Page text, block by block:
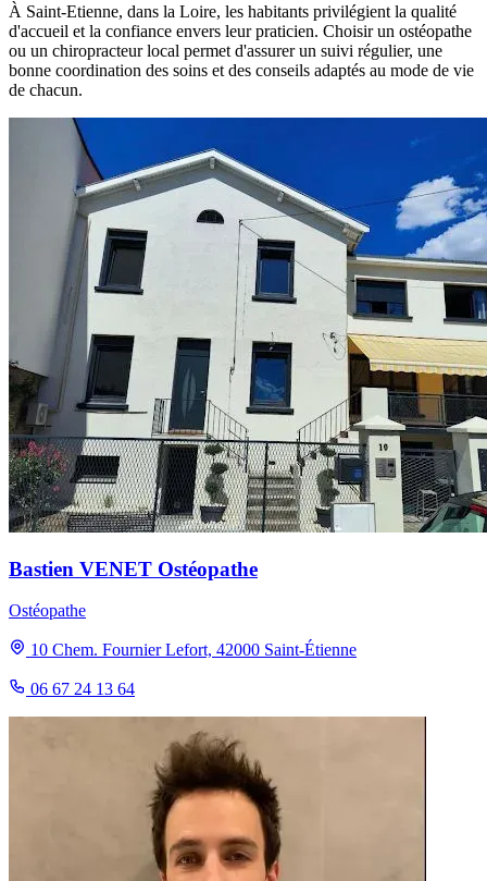
À Saint-Etienne, dans la Loire, les habitants privilégient la qualité
d'accueil et la confiance envers leur praticien. Choisir un ostéopathe
ou un chiropracteur local permet d'assurer un suivi régulier, une
bonne coordination des soins et des conseils adaptés au mode de vie
de chacun.
Bastien VENET Ostéopathe
Ostéopathe
10 Chem. Fournier Lefort, 42000 Saint-Étienne
06 67 24 13 64